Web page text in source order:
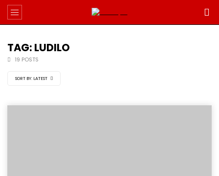
TAG: LUDILO
19 POSTS
SORT BY: LATEST